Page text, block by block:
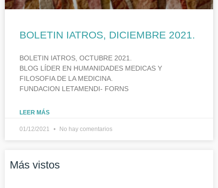
BOLETIN IATROS, DICIEMBRE 2021.
BOLETIN IATROS, OCTUBRE 2021.
BLOG LÍDER EN HUMANIDADES MEDICAS Y
FILOSOFIA DE LA MEDICINA.
FUNDACION LETAMENDI- FORNS
LEER MÁS
01/12/2021 No hay comentarios
Más vistos